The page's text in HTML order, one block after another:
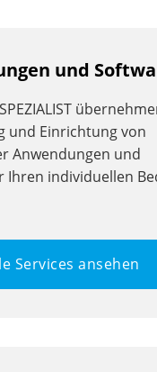
und
und Einrichtung von
Anwendungen und
Ihren individuellen
Services ansehen